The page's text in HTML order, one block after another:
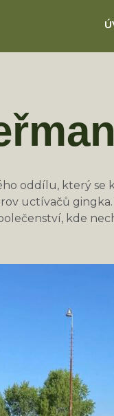
oddílu, který se
uctívačů
kde